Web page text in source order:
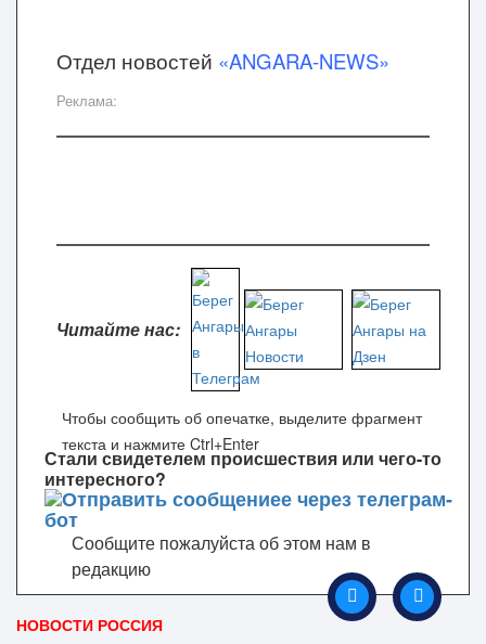
Отдел новостей «ANGARA-NEWS»
Реклама:
Читайте нас:
Стали свидетелем происшествия или чего-то
интересного?
Сообщите пожалуйста об этом нам в
редакцию
Чтобы сообщить об опечатке, выделите фрагмент
текста и нажмите Ctrl+Enter
НОВОСТИ РОССИЯ